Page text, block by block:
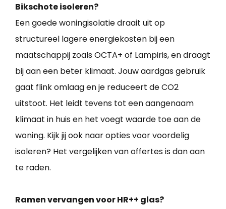
Bikschote isoleren?
Een goede woningisolatie draait uit op
structureel lagere energiekosten bij een
maatschappij zoals OCTA+ of Lampiris, en draagt
bij aan een beter klimaat. Jouw aardgas gebruik
gaat flink omlaag en je reduceert de CO2
uitstoot. Het leidt tevens tot een aangenaam
klimaat in huis en het voegt waarde toe aan de
woning. Kijk jij ook naar opties voor voordelig
isoleren? Het vergelijken van offertes is dan aan
te raden.
Ramen vervangen voor HR++ glas?